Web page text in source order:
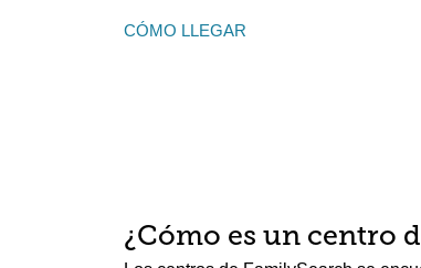
CÓMO LLEGAR
¿Cómo es un centro